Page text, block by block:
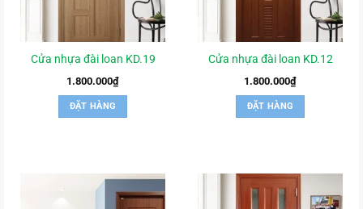
Cửa nhựa đài loan KD.19
1.800.000₫
ĐẶT HÀNG
Cửa nhựa đài loan KD.12
1.800.000₫
ĐẶT HÀNG